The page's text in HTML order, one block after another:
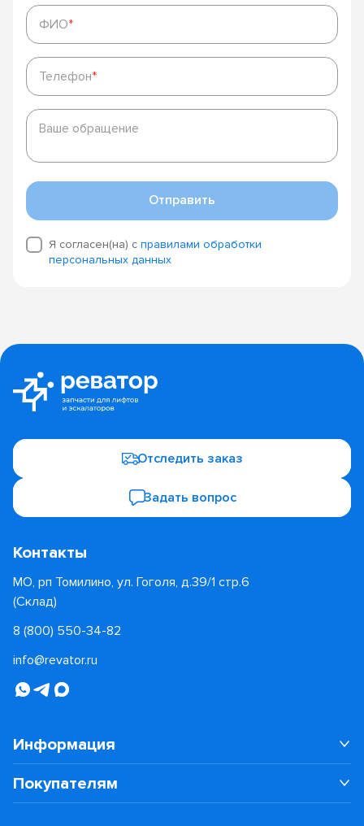
ФИО*
ФИО*
Телефон*
Телефон*
Ваше
обращение
Ваше обращение
Отправить
Я согласен(на) с правилами обработки
персональных данных
Отследить заказ
Задать вопрос
Контакты
МО, рп Томилино, ул. Гоголя, д.39/1 стр.6
(Склад)
8 (800) 550-34-82
info@revator.ru
Информация
Покупателям